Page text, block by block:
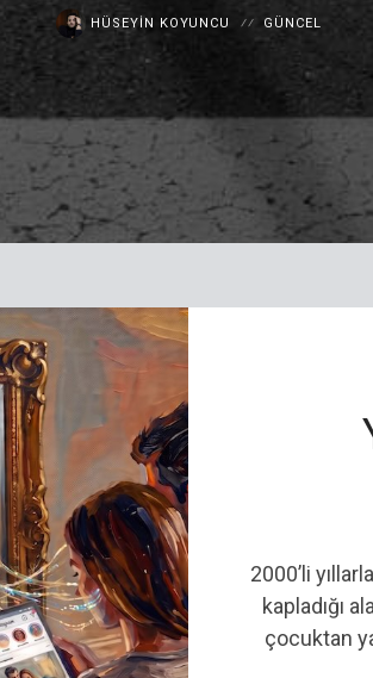
HÜSEYIN KOYUNCU GÜNCEL
2000’li
kapladığı
çocuktan